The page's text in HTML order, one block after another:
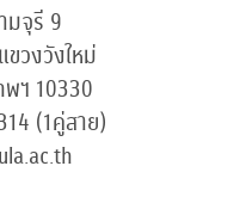
มจุรี 9
วงวังใหม่
ฯ 10330
(1คู่สาย)